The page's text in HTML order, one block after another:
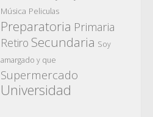
Música Peliculas
Preparatoria Primaria
Retiro Secundaria Soy
amargado y que
Supermercado
Universidad